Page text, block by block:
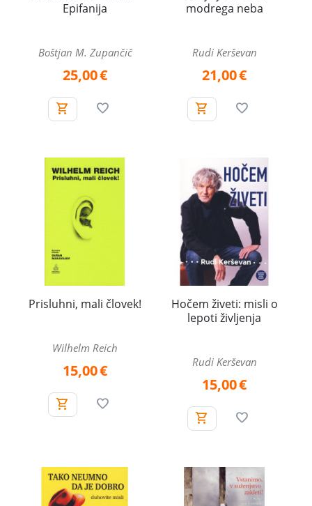
Epifanija
Boštjan M. Zupančič
25,00€
modrega neba
Rudi Kerševan
21,00€
Prisluhni, mali človek!
Wilhelm Reich
15,00€
Hočem živeti: misli o
lepoti življenja
Rudi Kerševan
15,00€